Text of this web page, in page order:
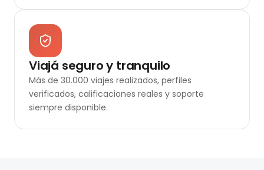
Viajá seguro y tranquilo
Más de 30.000 viajes realizados, perfiles
verificados, calificaciones reales y soporte
siempre disponible.